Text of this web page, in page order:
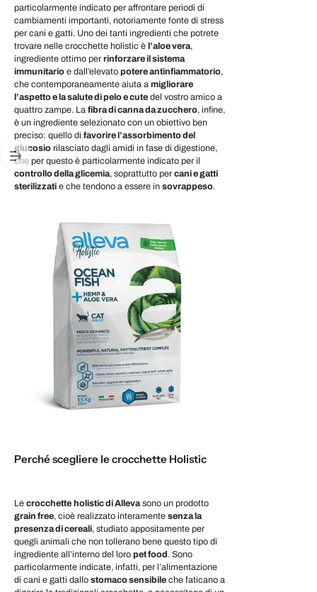
particolarmente indicato per affrontare periodi di
cambiamenti importanti, notoriamente fonte di stress
per cani e gatti. Uno dei tanti ingredienti che potrete
trovare nelle crocchette holistic è l’aloe vera,
ingrediente ottimo per rinforzare il sistema
immunitario e dall’elevato potere antinfiammatorio,
che contemporaneamente aiuta a migliorare
l’aspetto e la salute di pelo e cute del vostro amico a
quattro zampe. La fibra di canna da zucchero, infine,
è un ingrediente selezionato con un obiettivo ben
preciso: quello di favorire l’assorbimento del
glucosio rilasciato dagli amidi in fase di digestione,
che per questo è particolarmente indicato per il
controllo della glicemia, soprattutto per cani e gatti
sterilizzati e che tendono a essere in sovrappeso.
Perché scegliere le crocchette Holistic
Le crocchette holistic di Allevasono un prodotto
grain free, cioè realizzato interamente senza la
presenza di cereali, studiato appositamente per
quegli animali che non tollerano bene questo tipo di
ingrediente all’interno del loro pet food . Sono
particolarmente indicate, infatti, per l’alimentazione
di cani e gatti dallo stomaco sensibile che faticano a